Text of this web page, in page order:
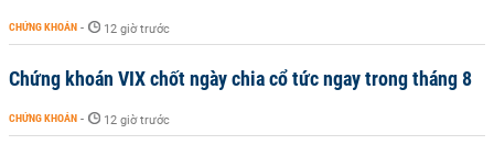
CHỨNG KHOÁN - 12 giờ trước
Chứng khoán VIX chốt ngày chia cổ tức ngay trong tháng 8
CHỨNG KHOÁN - 12 giờ trước